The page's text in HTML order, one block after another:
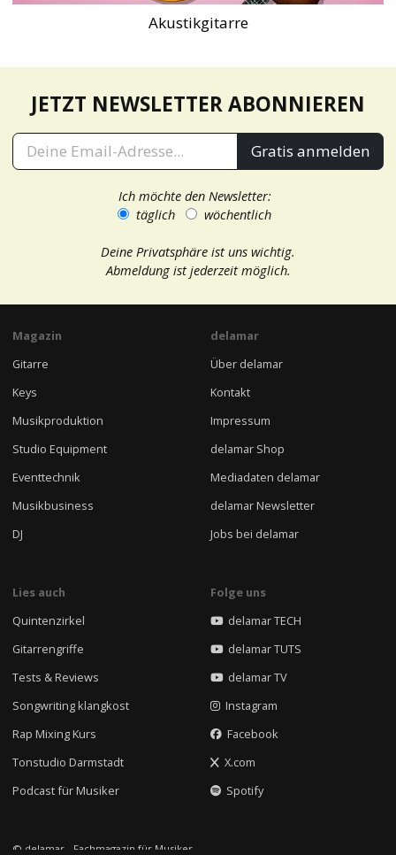
Akustikgitarre
JETZT NEWSLETTER ABONNIEREN
Gratis anmelden
Ich möchte den Newsletter:
täglich
wöchentlich
Deine Privatsphäre ist uns wichtig.
Abmeldung ist jederzeit möglich.
Magazin
Gitarre
Keys
Musikproduktion
Studio Equipment
Eventtechnik
Musikbusiness
DJ
delamar
Über delamar
Kontakt
Impressum
delamar Shop
Mediadaten delamar
delamar Newsletter
Jobs bei delamar
Lies auch
Quintenzirkel
Gitarrengriffe
Tests & Reviews
Songwriting klangkost
Rap Mixing Kurs
Tonstudio Darmstadt
Podcast für Musiker
Folge uns
delamar TECH
delamar TUTS
delamar TV
Instagram
Facebook
X.com
Spotify
© delamar - Fachmagazin für Musiker